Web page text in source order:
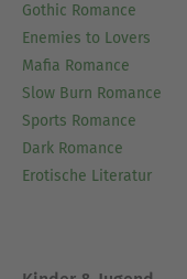
Gothic Romance
Enemies to Lovers
Mafia Romance
Slow Burn Romance
Sports Romance
Dark Romance
Erotische Literatur